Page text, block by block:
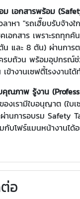
เอกสารพร้อม
ลาหา "รถเฮี๊ยบรับจ้าง
คเอกสาร เพราะรถทุกคั
และ 8 ตัน) ผ่านการ
บถ้วน พร้อมอุปกรณ์ช่
ข้างานเซฟตี้โรงงานไ
คุณภาพ รู้งาน
งเรามีใบอนุญาต (ใบเ
ผ่านการอบรม Safety
กับโฟร์แมนหน้างานได้
อ